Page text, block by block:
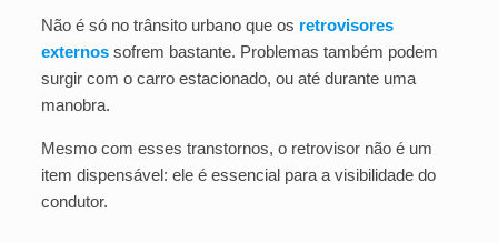
Não é só no trânsito urbano que os retrovisores
externossofrem bastante. Problemas também podem
surgir com o carro estacionado, ou até durante uma
manobra.
Mesmo com esses transtornos, o retrovisor não é um
item dispensável: ele é essencial para a visibilidade do
condutor.